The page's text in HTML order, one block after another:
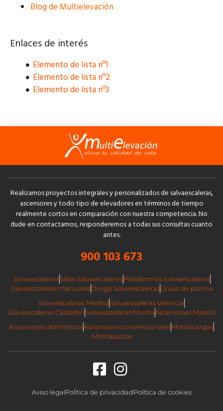
Blog de Multielevación
Enlaces de interés
Elemento de lista nº1
Elemento de lista nº2
Elemento de lista nº3
Realizamos proyectos integrales y personalizados de salvaescaleras,
ascensores y todo tipo de elevadores en términos de tiempo
realmente cortos en comparación con nuestra competencia. No
dude en contactarnos, responderemos a todas sus consultas cuanto
antes.
900 103 673
SalvaescalerasSillas SalvaescalerasPlataformas Salvaescaleras
Salvaescaleras manualesOruga SalvaescalerasGrúas de piscina
Salvaescaleras MadridSalvaescaleras Valencia
Salvaescaleras CastellónSalvaescaleras MurciaAscensores Madrid
Ascensores domésticosAscensores convencionalesMontacargas
Montaplatos
Aviso legalPolítica de privacidadPolítica de cookies